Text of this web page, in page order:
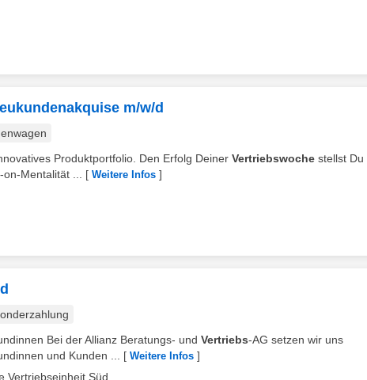
m/w/d
Produktportfolio. Den Erfolg Deiner Vertriebswoche stellst Du
Mentalität ...
[ Weitere Infos ]
Bei der Allianz Beratungs- und Vertriebs-AG setzen wir uns
und Kunden ...
[ Weitere Infos ]
Vertriebseinheit Süd